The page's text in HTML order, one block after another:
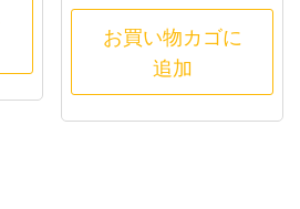
お買い物カゴに
追加